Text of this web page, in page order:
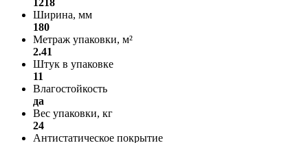
Ширина, мм
180
Метраж упаковки, м²
2.41
Штук в упаковке
11
Влагостойкость
да
Вес упаковки, кг
24
Антистатическое покрытие